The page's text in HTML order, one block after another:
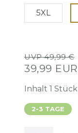
5XL
UVP 49,99 €
39,99 EUR
Inhalt 1 Stück
2-3 TAGE